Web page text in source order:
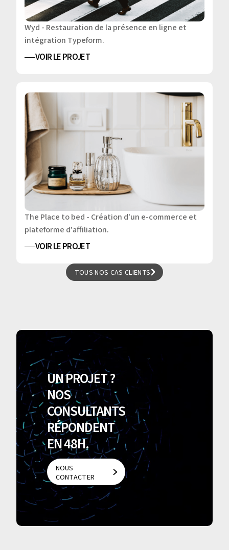
Wyd - Restauration de la présence en ligne et
intégration Typeform.
VOIR LE PROJET
The Place to bed - Création d'un e-commerce et
plateforme d'affiliation.
VOIR LE PROJET
TOUS NOS CAS CLIENTS
TOUS NOS CAS CLIENTS
UN PROJET ?
NOS
CONSULTANTS
RÉPONDENT
EN 48H.
NOUS
CONTACTER
NOUS
CONTACTER